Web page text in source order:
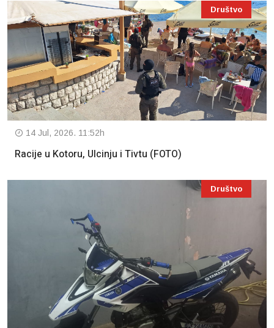
Društvo
14 Jul, 2026. 11:52h
Racije u Kotoru, Ulcinju i Tivtu (FOTO)
Društvo